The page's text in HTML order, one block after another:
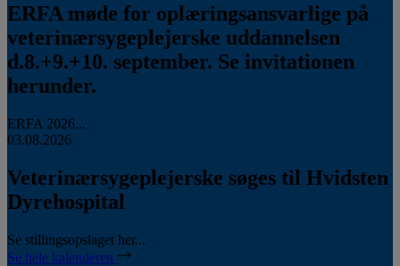
ERFA møde for oplæringsansvarlige på
veterinærsygeplejerske uddannelsen
d.8.+9.+10. september. Se invitationen
herunder.
ERFA 2026...
03.08.2026
Veterinærsygeplejerske søges til Hvidsten
Dyrehospital
Se stillingsopslaget her...
Se hele kalenderen